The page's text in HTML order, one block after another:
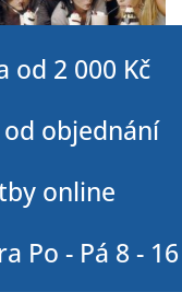
od 2 000 Kč
objednání
online
Po - Pá 8 - 16